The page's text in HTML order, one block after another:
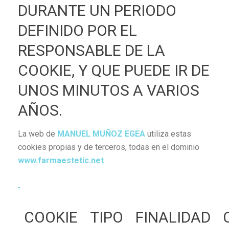
DURANTE UN PERIODO
DEFINIDO POR EL
RESPONSABLE DE LA
COOKIE, Y QUE PUEDE IR DE
UNOS MINUTOS A VARIOS
AÑOS.
La web de MANUEL MUÑOZ EGEA utiliza estas
cookies propias y de terceros, todas en el dominio
www.farmaestetic.net
COOKIE TIPO FINALIDAD